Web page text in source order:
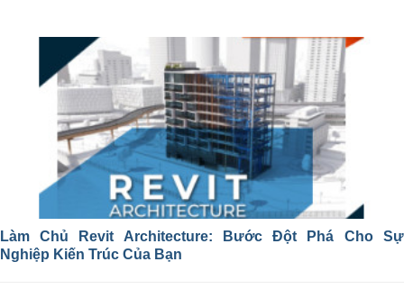
Làm Chủ Revit Architecture: Bước Đột Phá Cho Sự
Nghiệp Kiến Trúc Của Bạn